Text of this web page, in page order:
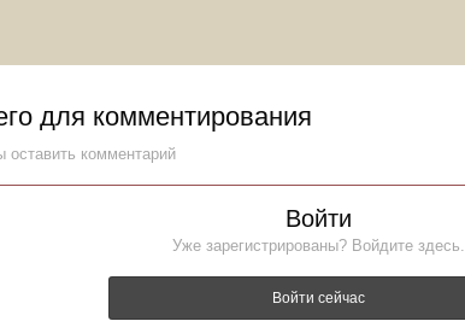
для комментирования
комментарий
Войти
Уже зарегистрированы? Войдите здесь.
Войти сейчас